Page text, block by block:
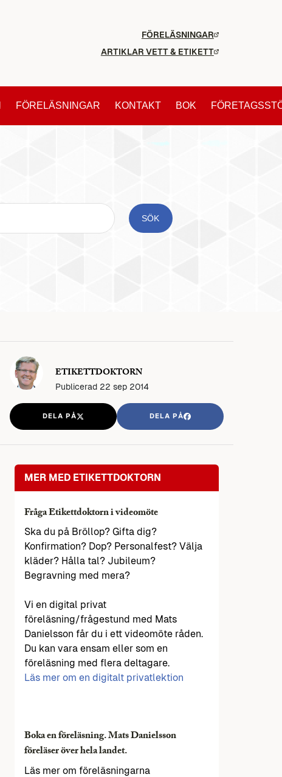
FÖRELÄSNINGAR
ARTIKLAR VETT & ETIKETT
FÖRELÄSNINGAR KONTAKT BOK
ETIKETTDOKTORN
Publicerad 22 sep 2014
DELA PÅ DELA PÅ
MER MED ETIKETTDOKTORN
Fråga Etikettdoktorn i videomöte
Ska du på Bröllop? Gifta dig?
Konfirmation? Dop? Personalfest? Välja
kläder? Hålla tal? Jubileum?
Begravning med mera?
Vi en digital privat
föreläsning/frågestund med Mats
Danielsson får du i ett videomöte råden.
Du kan vara ensam eller som en
föreläsning med flera deltagare.
Läs mer om en digitalt privatlektion
Boka en föreläsning. Mats Danielsson
föreläser över hela landet.
Läs mer om föreläsningarna